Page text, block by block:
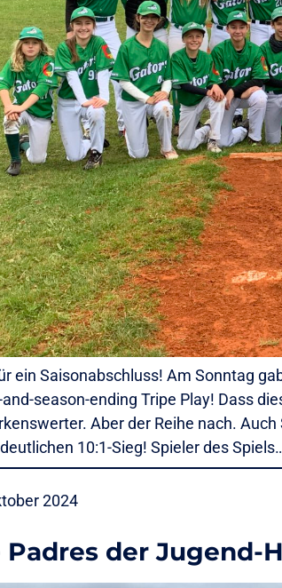
ein Saisonabschluss! Am Sonntag
season-ending Tripe Play! Dass
Aber der Reihe nach.
10:1-Sieg! Spieler des
2024
Padres der Jugend-